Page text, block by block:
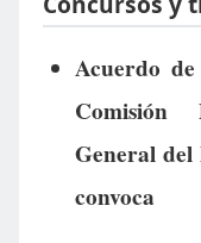
Acuerdo
Comisión
General
convoca